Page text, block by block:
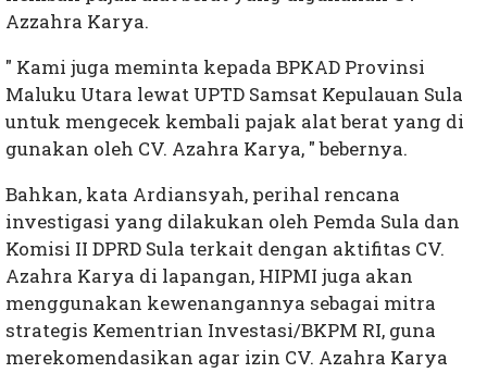
Azzahra Karya.
" Kami juga meminta kepada BPKAD Provinsi
Maluku Utara lewat UPTD Samsat Kepulauan Sula
untuk mengecek kembali pajak alat berat yang di
gunakan oleh CV. Azahra Karya, " bebernya.
Bahkan, kata Ardiansyah, perihal rencana
investigasi yang dilakukan oleh Pemda Sula dan
Komisi II DPRD Sula terkait dengan aktifitas CV.
Azahra Karya di lapangan, HIPMI juga akan
menggunakan kewenangannya sebagai mitra
strategis Kementrian Investasi/BKPM RI, guna
merekomendasikan agar izin CV. Azahra Karya